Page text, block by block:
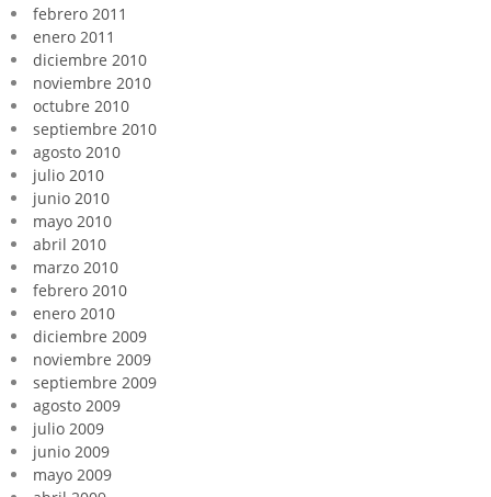
febrero 2011
enero 2011
diciembre 2010
noviembre 2010
octubre 2010
septiembre 2010
agosto 2010
julio 2010
junio 2010
mayo 2010
abril 2010
marzo 2010
febrero 2010
enero 2010
diciembre 2009
noviembre 2009
septiembre 2009
agosto 2009
julio 2009
junio 2009
mayo 2009